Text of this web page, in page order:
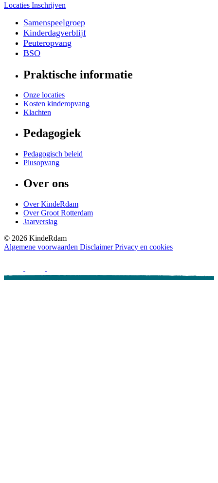
Locaties Inschrijven
Samenspeelgroep
Kinderdagverblijf
Peuteropvang
BSO
Praktische informatie
Onze locaties
Kosten kinderopvang
Klachten
Pedagogiek
Pedagogisch beleid
Plusopvang
Over ons
Over KindeRdam
Over Groot Rotterdam
Jaarverslag
© 2026 KindeRdam
Algemene voorwaarden Disclaimer Privacy en cookies